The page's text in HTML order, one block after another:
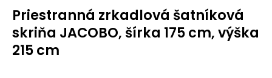
Priestranná zrkadlová šatníková
skriňa JACOBO, šírka 175 cm, výška
215 cm